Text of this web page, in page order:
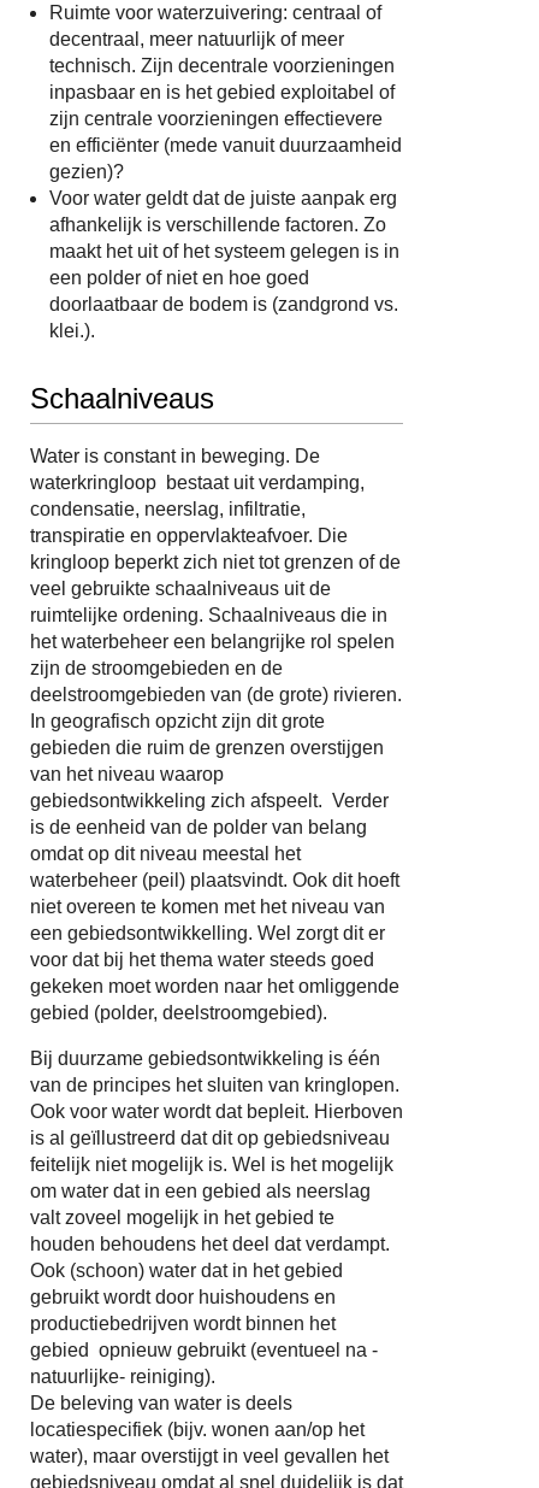
Ruimte voor waterzuivering: centraal of
decentraal, meer natuurlijk of meer
technisch. Zijn decentrale voorzieningen
inpasbaar en is het gebied exploitabel of
zijn centrale voorzieningen effectievere
en efficiënter (mede vanuit duurzaamheid
gezien)?
Voor water geldt dat de juiste aanpak erg
afhankelijk is verschillende factoren. Zo
maakt het uit of het systeem gelegen is in
een polder of niet en hoe goed
doorlaatbaar de bodem is (zandgrond vs.
klei.).
Schaalniveaus
Water is constant in beweging. De
waterkringloop bestaat uit verdamping,
condensatie, neerslag, infiltratie,
transpiratie en oppervlakteafvoer. Die
kringloop beperkt zich niet tot grenzen of de
veel gebruikte schaalniveaus uit de
ruimtelijke ordening. Schaalniveaus die in
het waterbeheer een belangrijke rol spelen
zijn de stroomgebieden en de
deelstroomgebieden van (de grote) rivieren.
In geografisch opzicht zijn dit grote
gebieden die ruim de grenzen overstijgen
van het niveau waarop
gebiedsontwikkeling zich afspeelt. Verder
is de eenheid van de polder van belang
omdat op dit niveau meestal het
waterbeheer (peil) plaatsvindt. Ook dit hoeft
niet overeen te komen met het niveau van
een gebiedsontwikkelling. Wel zorgt dit er
voor dat bij het thema water steeds goed
gekeken moet worden naar het omliggende
gebied (polder, deelstroomgebied).
Bij duurzame gebiedsontwikkeling is één
van de principes het sluiten van kringlopen.
Ook voor water wordt dat bepleit. Hierboven
is al geïllustreerd dat dit op gebiedsniveau
feitelijk niet mogelijk is. Wel is het mogelijk
om water dat in een gebied als neerslag
valt zoveel mogelijk in het gebied te
houden behoudens het deel dat verdampt.
Ook (schoon) water dat in het gebied
gebruikt wordt door huishoudens en
productiebedrijven wordt binnen het
gebied opnieuw gebruikt (eventueel na -
natuurlijke- reiniging).
De beleving van water is deels
locatiespecifiek (bijv. wonen aan/op het
water), maar overstijgt in veel gevallen het
gebiedsniveau omdat al snel duidelijk is dat